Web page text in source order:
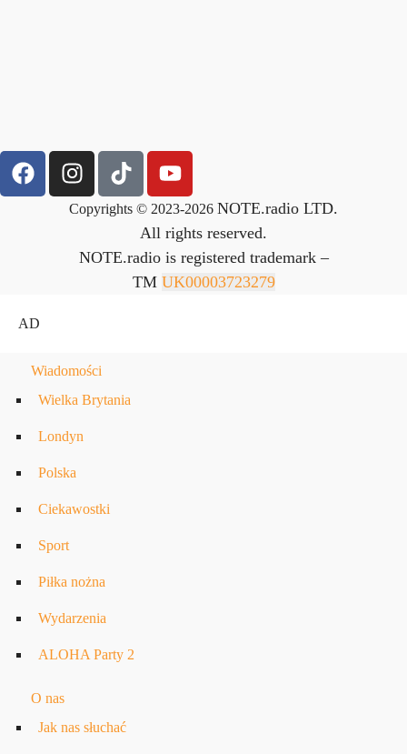
Copyrights © 2023-2026 NOTE.radio LTD.
All rights reserved.
NOTE.radio is registered trademark –
TM UK00003723279
AD
Wiadomości
Wielka Brytania
Londyn
Polska
Ciekawostki
Sport
Piłka nożna
Wydarzenia
ALOHA Party 2
O nas
Jak nas słuchać